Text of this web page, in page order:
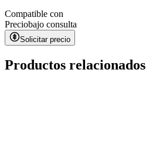
Compatible con
Preciobajo consulta
Solicitar precio
Productos relacionados